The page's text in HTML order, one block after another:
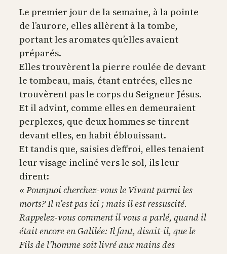
Le premier jour de la semaine, à la pointe
de l’aurore, elles allèrent à la tombe,
portant les aromates qu’elles avaient
préparés.
Elles trouvèrent la pierre roulée de devant
le tombeau, mais, étant entrées, elles ne
trouvèrent pas le corps du Seigneur Jésus.
Et il advint, comme elles en demeuraient
perplexes, que deux hommes se tinrent
devant elles, en habit éblouissant.
Et tandis que, saisies d’effroi, elles tenaient
leur visage incliné vers le sol, ils leur
dirent:
« Pourquoi cherchez-vous le Vivant parmi les
morts? Il n’est pas ici ; mais il est ressuscité.
Rappelez-vous comment il vous a parlé, quand il
était encore en Galilée: Il faut, disait-il, que le
Fils de l’homme soit livré aux mains des